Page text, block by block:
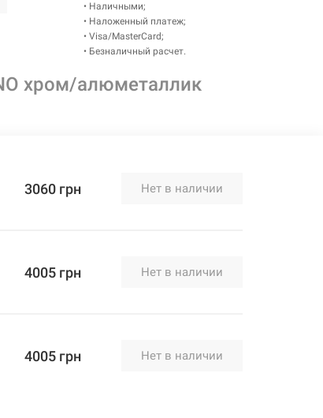
• Наличными;
• Наложенный платеж;
• Visa/MasterCard;
• Безналичный расчет.
хром/алюметаллик
3060 грн Нет в наличии
4005 грн Нет в наличии
4005 грн Нет в наличии